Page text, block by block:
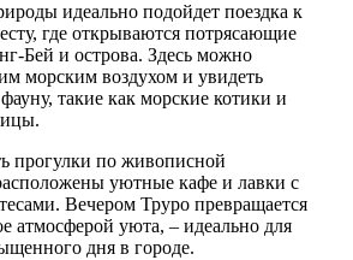
идеально подойдет поездка к
где открываются потрясающие
Бей и острова. Здесь можно
морским воздухом и увидеть
такие как морские котики и
прогулки по живописной
уютные кафе и лавки с
Вечером Труро превращается
атмосферой уюта, – идеально для
дня в городе.